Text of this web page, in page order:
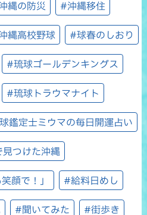
縄の防災 #沖縄移住
縄高校野球 #球春のしおり
#琉球ゴールデンキングス
#琉球トラウマナイト
鑑定士ミウマの毎日開運占い
つけた沖縄
顔で！」 #給料日めし
#聞いてみた #街歩き